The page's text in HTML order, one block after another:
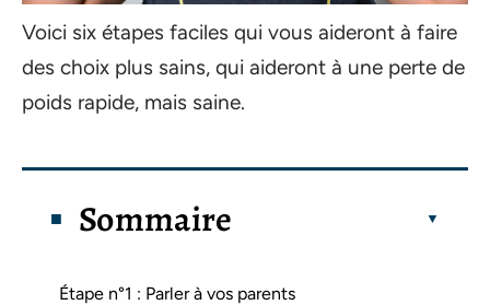
Voici six étapes faciles qui vous aideront à faire
des choix plus sains, qui aideront à une perte de
poids rapide, mais saine.
Sommaire
Étape n°1 : Parler à vos parents